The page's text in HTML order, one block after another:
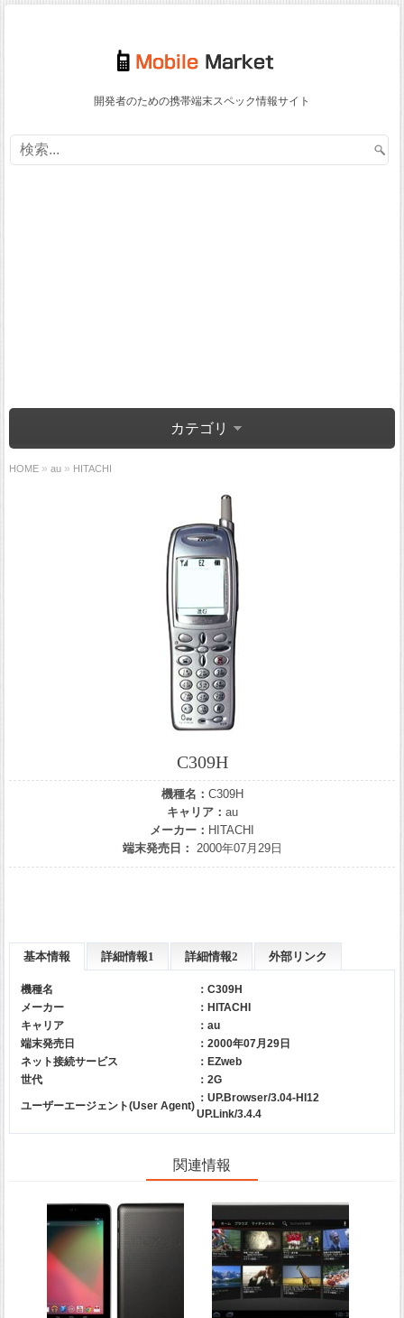
開発者のための携帯端末スペック情報サイト
カテゴリ
HOME » au » HITACHI
C309H
機種名： C309H
キャリア： au
メーカー： HITACHI
端末発売日： 2000年07月29日
基本情報 詳細情報1 詳細情報2 外部リンク
機種名
：C309H
メーカー
： HITACHI
キャリア
： au
端末発売日
：2000年07月29日
ネット接続サービス
：EZweb
世代
：2G
ユーザーエージェント(User Agent)
：UP.Browser/3.04-HI12
UP.Link/3.4.4
関連情報